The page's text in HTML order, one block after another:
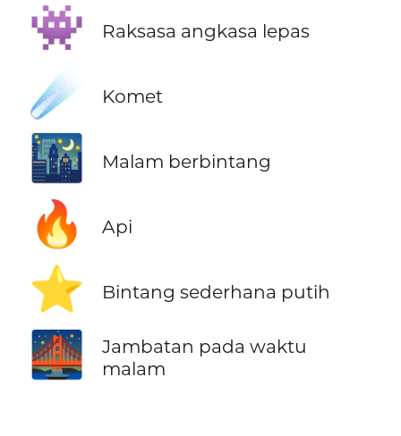
👾 Raksasa angkasa lepas
☄️ Komet
🌃 Malam berbintang
🔥 Api
⭐ Bintang sederhana putih
🌉
Jambatan pada waktu
malam